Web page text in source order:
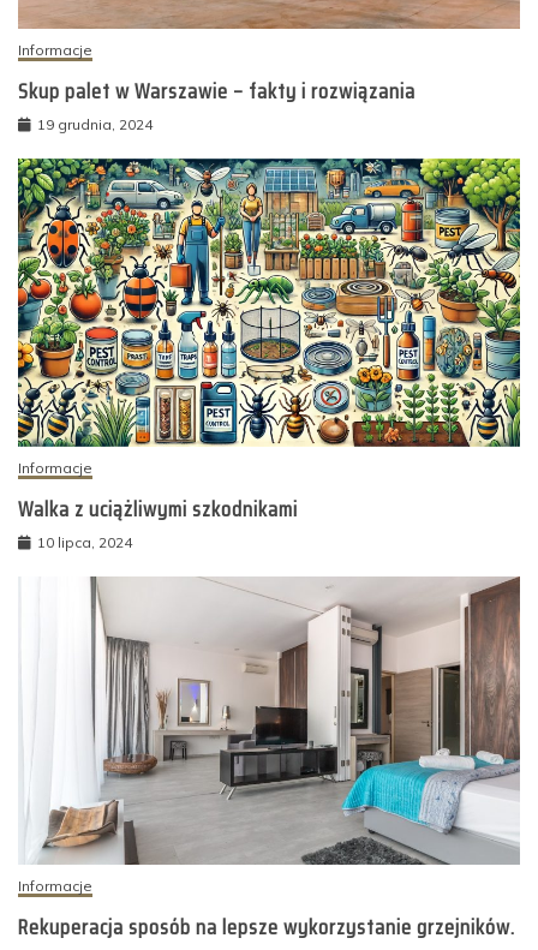
Informacje
Skup palet w Warszawie – fakty i rozwiązania
19 grudnia, 2024
Informacje
Walka z uciążliwymi szkodnikami
10 lipca, 2024
Informacje
Rekuperacja sposób na lepsze wykorzystanie grzejników.